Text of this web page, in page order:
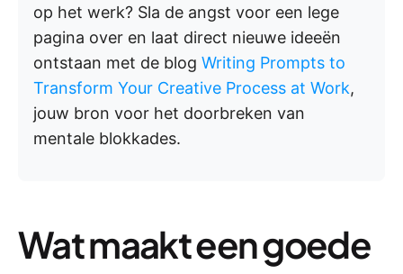
op het werk? Sla de angst voor een lege
pagina over en laat direct nieuwe ideeën
ontstaan met de blog Writing Prompts to
Transform Your Creative Process at Work,
jouw bron voor het doorbreken van
mentale blokkades.
Wat maakt een goede